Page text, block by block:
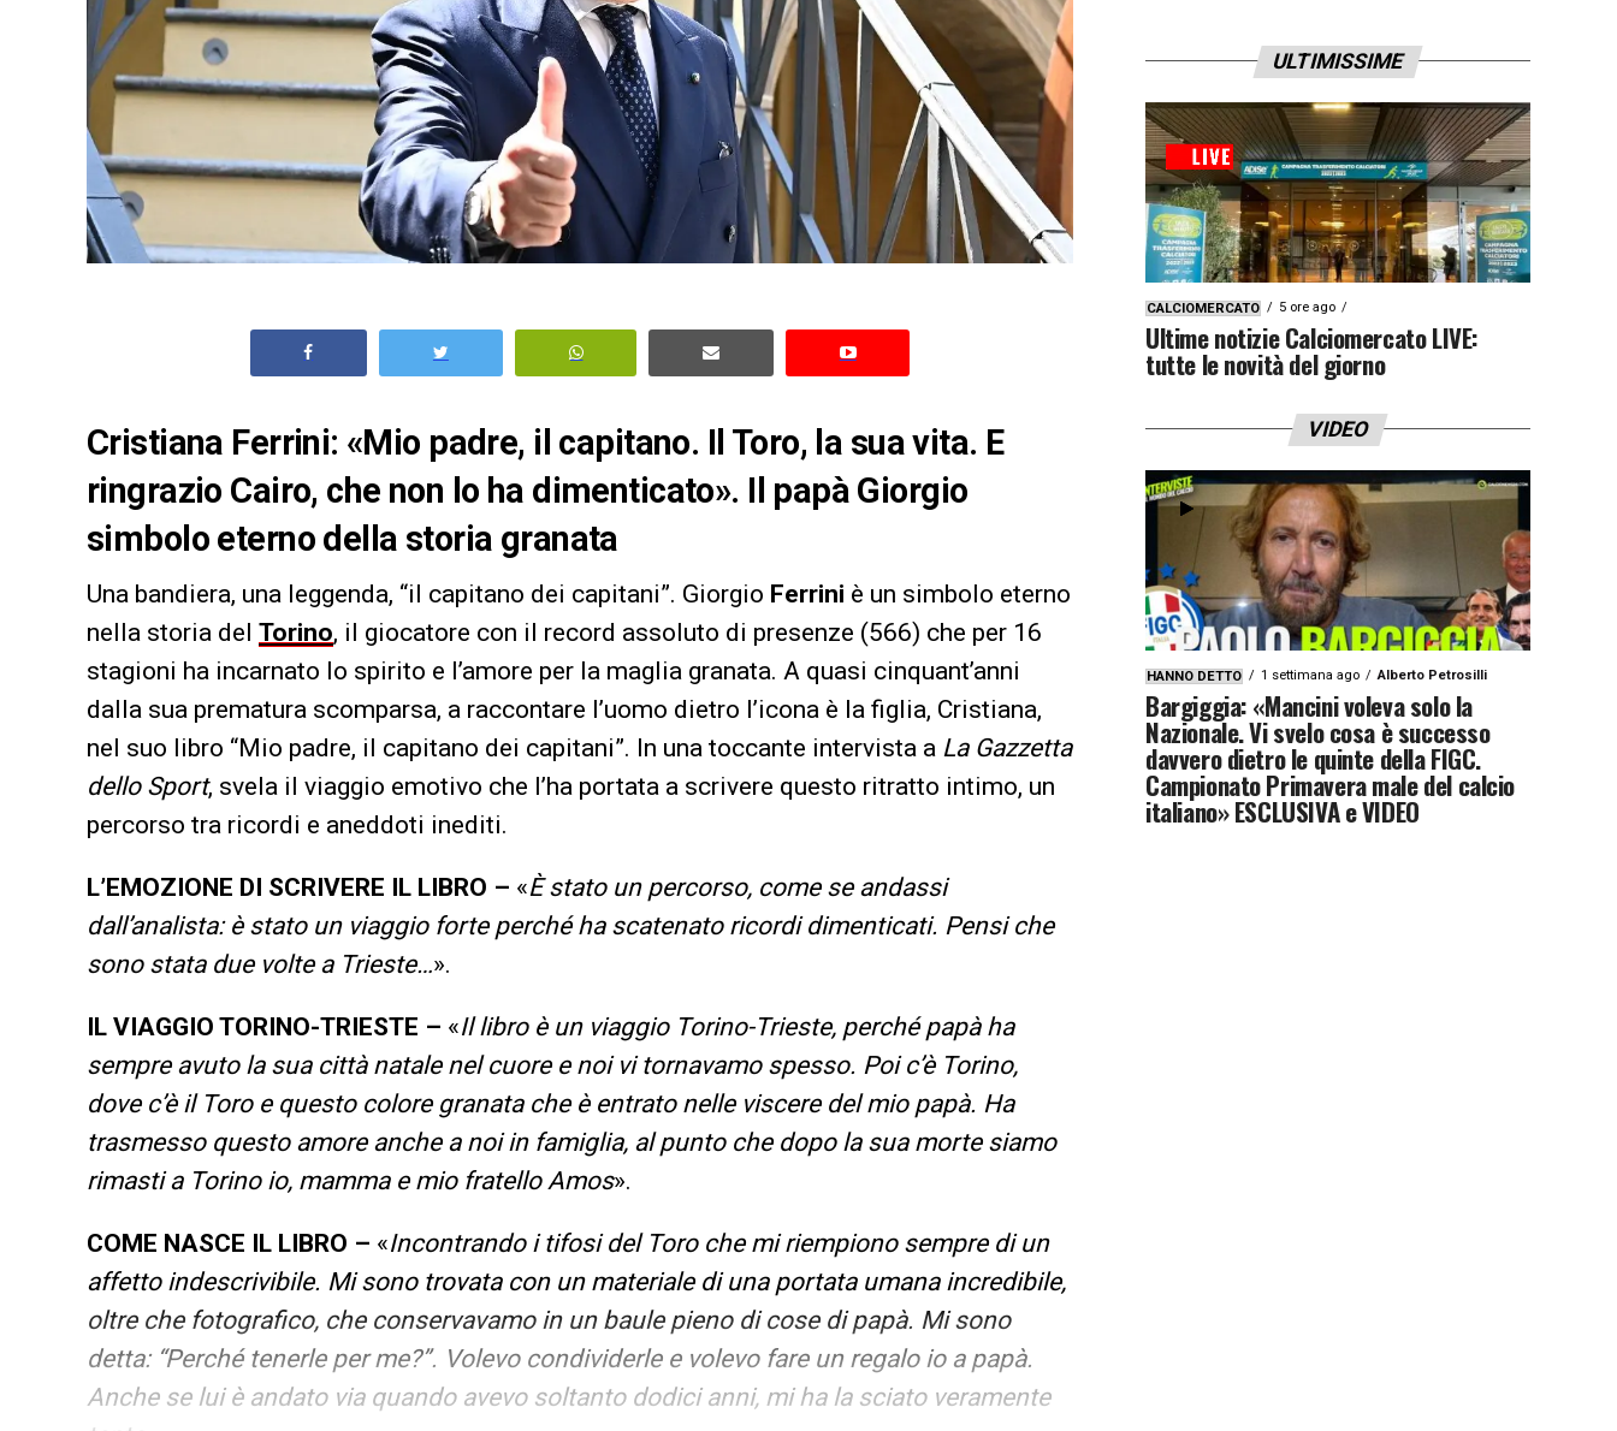
Cristiana Ferrini: «Mio padre, il capitano. Il Toro, la sua vita. E
ringrazio Cairo, che non lo ha dimenticato». Il papà Giorgio
simbolo eterno della storia granata
Una bandiera, una leggenda, “il capitano dei capitani”. Giorgio Ferrini è un simbolo eterno
nella storia del Torino, il giocatore con il record assoluto di presenze (566) che per 16
stagioni ha incarnato lo spirito e l’amore per la maglia granata. A quasi cinquant’anni
dalla sua prematura scomparsa, a raccontare l’uomo dietro l’icona è la figlia, Cristiana,
nel suo libro “Mio padre, il capitano dei capitani”. In una toccante intervista a La Gazzetta
dello Sport, svela il viaggio emotivo che l’ha portata a scrivere questo ritratto intimo, un
percorso tra ricordi e aneddoti inediti.
L’EMOZIONE DI SCRIVERE IL LIBRO – «È stato un percorso, come se andassi
dall’analista: è stato un viaggio forte perché ha scatenato ricordi dimenticati. Pensi che
sono stata due volte a Trieste…».
IL VIAGGIO TORINO-TRIESTE – «Il libro è un viaggio Torino-Trieste, perché papà ha
sempre avuto la sua città natale nel cuore e noi vi tornavamo spesso. Poi c’è Torino,
dove c’è il Toro e questo colore granata che è entrato nelle viscere del mio papà. Ha
trasmesso questo amore anche a noi in famiglia, al punto che dopo la sua morte siamo
rimasti a Torino io, mamma e mio fratello Amos».
COME NASCE IL LIBRO – «Incontrando i tifosi del Toro che mi riempiono sempre di un
affetto indescrivibile. Mi sono trovata con un materiale di una portata umana incredibile,
oltre che fotografico, che conservavamo in un baule pieno di cose di papà. Mi sono
detta: “Perché tenerle per me?”. Volevo condividerle e volevo fare un regalo io a papà.
Anche se lui è andato via quando avevo soltanto dodici anni, mi ha la sciato veramente
ULTIMISSIME
CALCIOMERCATO 5 ore ago
Ultime notizie Calciomercato LIVE:
tutte le novità del giorno
VIDEO
HANNO DETTO 1 settimana ago Alberto Petrosilli
Bargiggia: «Mancini voleva solo la
Nazionale. Vi svelo cosa è successo
davvero dietro le quinte della FIGC.
Campionato Primavera male del calcio
italiano» ESCLUSIVA e VIDEO